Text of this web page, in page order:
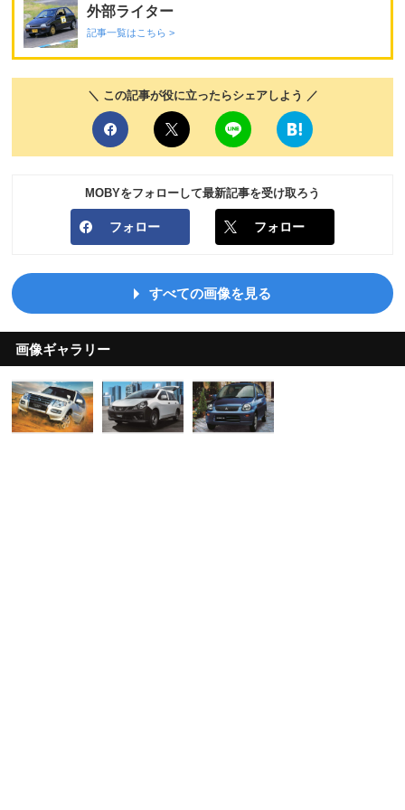
外部ライター
記事一覧はこちら >
＼ この記事が役に立ったらシェアしよう ／
MOBYをフォローして最新記事を受け取ろう
フォロー フォロー
すべての画像を見る
画像ギャラリー